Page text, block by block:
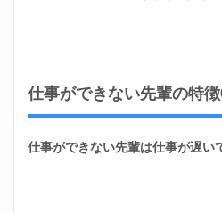
仕事ができない先輩の特
仕事ができない先輩は仕事が遅い